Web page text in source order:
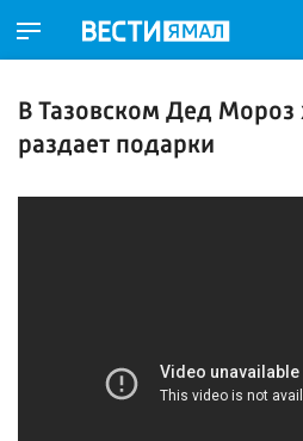
В Тазовском Дед Мороз
раздает подарки